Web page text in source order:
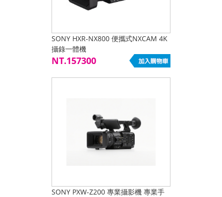
SONY HXR-NX800 便攜式NXCAM 4K
攝錄一體機
NT.157300
SONY PXW-Z200 專業攝影機 專業手